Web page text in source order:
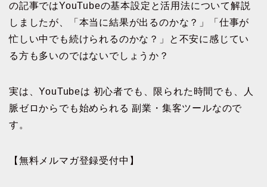
の記事ではYouTubeの基本設定と活用法について解説
しましたが、「本当に結果が出るのかな？」「仕事が
忙しい中でも続けられるのかな？」と不安に感じてい
る方も多いのではないでしょうか？
実は、YouTubeは 初心者でも、限られた時間でも、人
脈ゼロからでも始められる 副業・集客ツールなので
す。
【無料メルマガ登録受付中】